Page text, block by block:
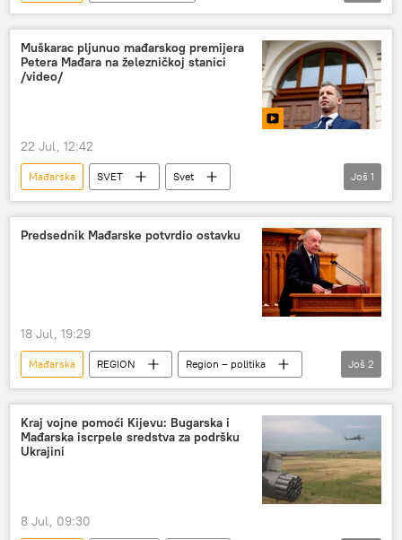
Region – ekonomija
Energetika
Muškarac pljunuo mađarskog premijera
Petera Mađara na železničkoj stanici
/video/
22 Jul, 12:42
Mađarska SVET
Svet
Svet – politika
Još 1
Predsednik Mađarske potvrdio ostavku
18 Jul, 19:29
Mađarska REGION
Region – politika
Tamaš Šuljok
ostavka
Još 2
Kraj vojne pomoći Kijevu: Bugarska i
Mađarska iscrpele sredstva za podršku
Ukrajini
8 Jul, 09:30